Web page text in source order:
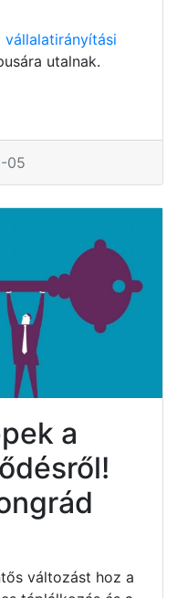
vállalatirányítási
utalnak.
05
a
változást hoz a